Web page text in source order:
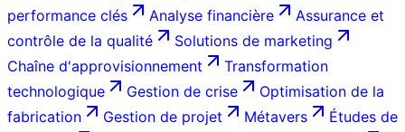
performance clés
Analyse financière
Assurance et
contrôle de la qualité
Solutions de marketing
Chaîne d'approvisionnement
Transformation
technologique
Gestion de crise
Optimisation de la
fabrication
Gestion de projet Métavers
Études de